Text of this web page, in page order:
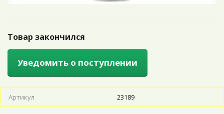
Товар закончился
Уведомить о поступлении
Артикул 23189